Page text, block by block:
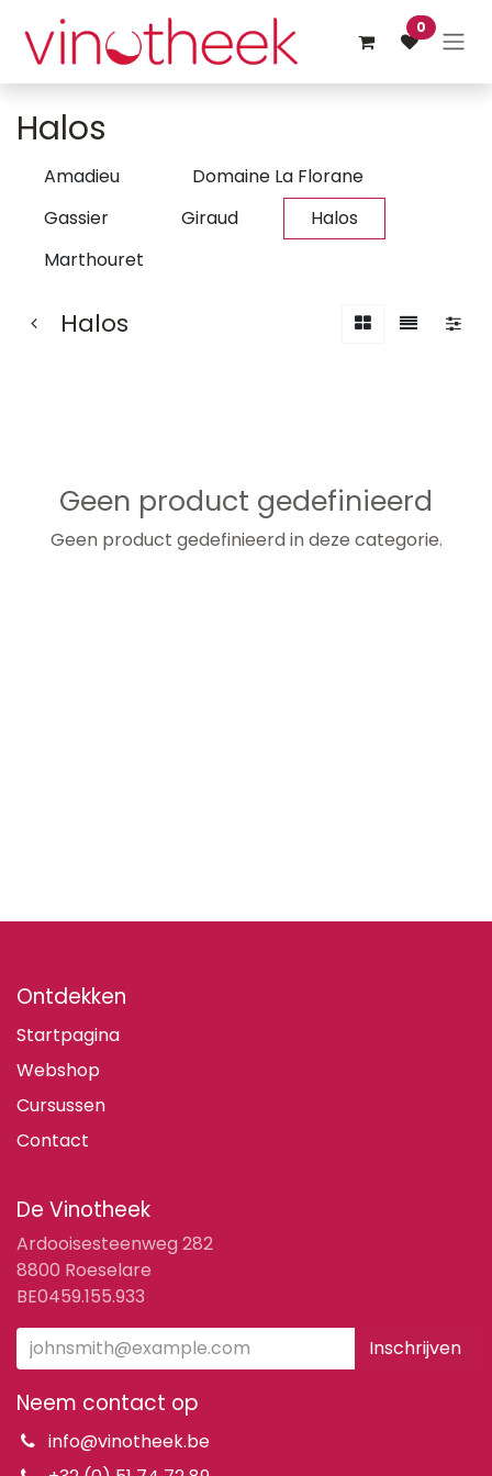
Overslaan naar inhoud
0
Halos
Amadieu
Domaine La Florane
Gassier
Giraud
Halos
Marthouret
Halos
Geen product gedefinieerd
Geen product gedefinieerd in deze categorie.
Ontdekken
Startpagina
Webshop
Cursussen
Contact
De Vinotheek
Ardooisesteenweg 282
8800 Roeselare
BE0459.155.933
Inschrijven
Neem contact op
info@vinotheek.be